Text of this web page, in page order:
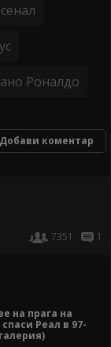
Роналдо
Добави коментар
7351
1
на прага на
Реал в 97-